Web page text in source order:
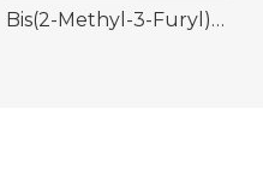
Bis(2-Methyl-3-Furyl)Disulfide CAS 28588-75-2